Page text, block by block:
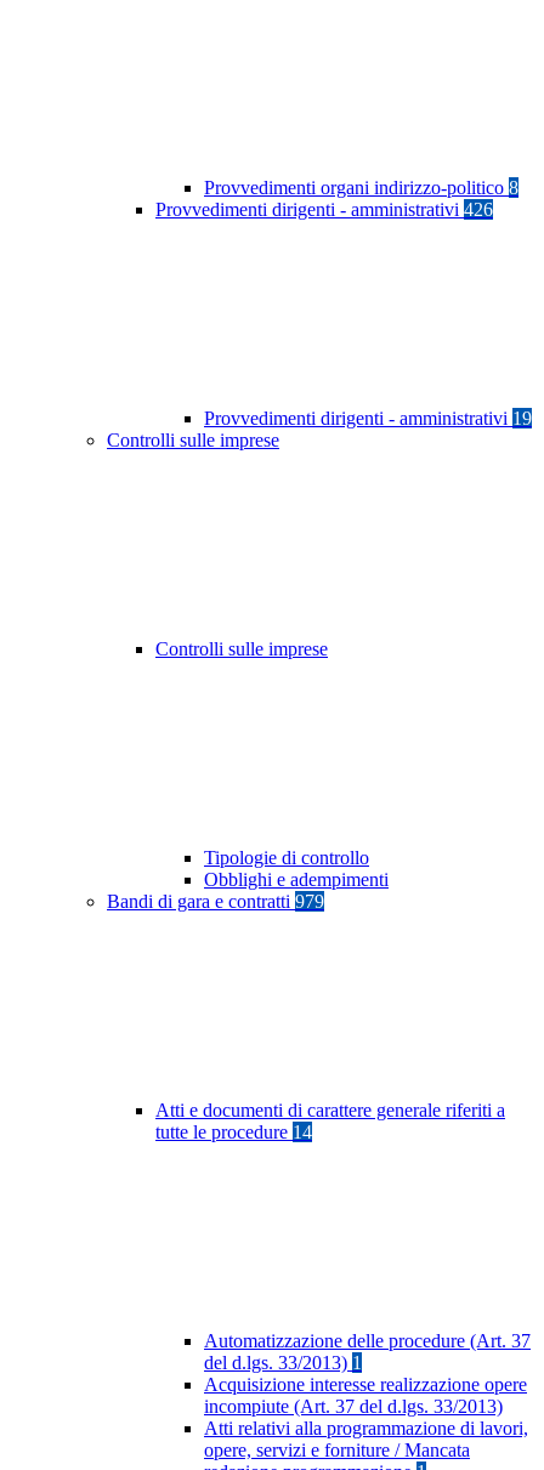
Provvedimenti organi indirizzo-politico 8
Provvedimenti dirigenti - amministrativi 426
Provvedimenti dirigenti - amministrativi 19
Controlli sulle imprese
Controlli sulle imprese
Tipologie di controllo
Obblighi e adempimenti
Bandi di gara e contratti 979
Atti e documenti di carattere generale riferiti a
tutte le procedure 14
Automatizzazione delle procedure (Art. 37
del d.lgs. 33/2013) 1
Acquisizione interesse realizzazione opere
incompiute (Art. 37 del d.lgs. 33/2013)
Atti relativi alla programmazione di lavori,
opere, servizi e forniture / Mancata